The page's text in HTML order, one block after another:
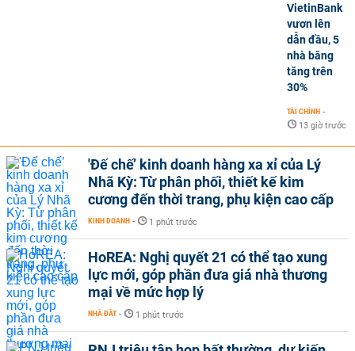
VietinBank
vươn lên
dẫn đầu, 5
nhà băng
tăng trên
30%
TÀI CHÍNH -
13 giờ trước
'Đế chế’ kinh doanh hàng xa xỉ của Lý
Nhã Kỳ: Từ phân phối, thiết kế kim
cương đến thời trang, phụ kiện cao cấp
KINH DOANH - 1 phút trước
HoREA: Nghị quyết 21 có thể tạo xung
lực mới, góp phần đưa giá nhà thương
mại về mức hợp lý
NHÀ ĐẤT - 1 phút trước